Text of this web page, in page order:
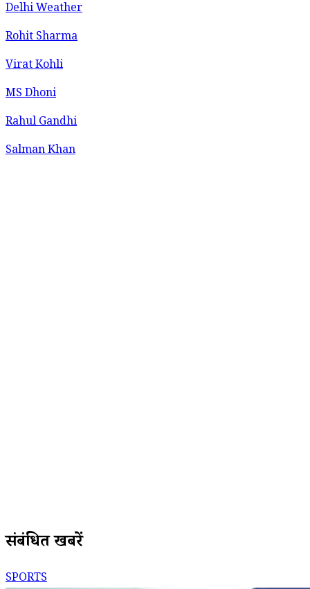
Delhi Weather
Rohit Sharma
Virat Kohli
MS Dhoni
Rahul Gandhi
Salman Khan
संबंधित खबरें
SPORTS